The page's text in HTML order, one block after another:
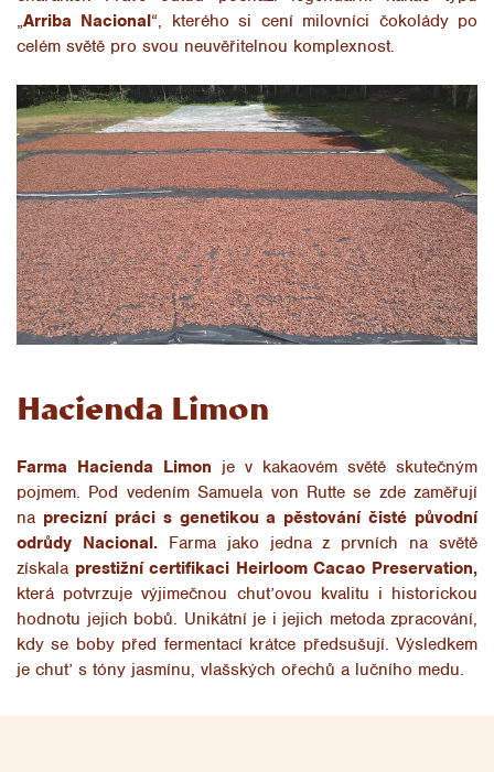
„Arriba Nacional“, kterého si cení milovníci čokolády po
celém světě pro svou neuvěřitelnou komplexnost.
Hacienda Limon
Farma Hacienda Limon je v kakaovém světě skutečným
pojmem. Pod vedením Samuela von Rutte se zde zaměřují
na precizní práci s genetikou a pěstování čisté původní
odrůdy Nacional.Farma jako jedna z prvních na světě
získala prestižní certifikaci Heirloom Cacao Preservation,
která potvrzuje výjimečnou chuťovou kvalitu i historickou
hodnotu jejich bobů. Unikátní je i jejich metoda zpracování,
kdy se boby před fermentací krátce předsušují. Výsledkem
je chuť s tóny jasmínu, vlašských ořechů a lučního medu.